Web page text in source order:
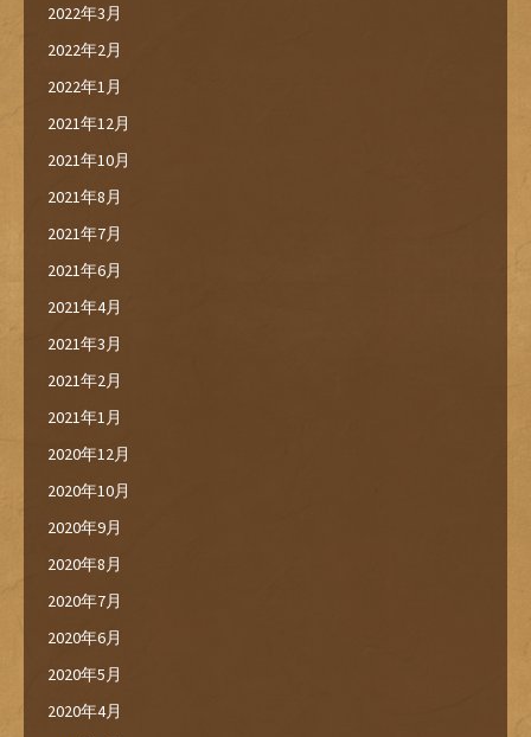
2022年3月
2022年2月
2022年1月
2021年12月
2021年10月
2021年8月
2021年7月
2021年6月
2021年4月
2021年3月
2021年2月
2021年1月
2020年12月
2020年10月
2020年9月
2020年8月
2020年7月
2020年6月
2020年5月
2020年4月